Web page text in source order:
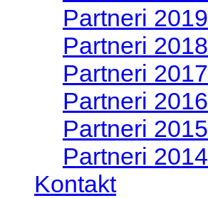
Partneri 2019
Partneri 2018
Partneri 2017
Partneri 2016
Partneri 2015
Partneri 2014
Kontakt